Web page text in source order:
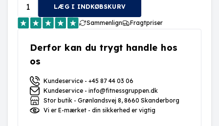
LÆG I INDKØBSKURV
Sammenlign Fragtpriser
Derfor kan du trygt handle hos
os
Kundeservice - +45 87 44 03 06
Kundeservice - info@fitnessgruppen.dk
Stor butik - Grønlandsvej 8, 8660 Skanderborg
Vi er E-mærket - din sikkerhed er vigtig